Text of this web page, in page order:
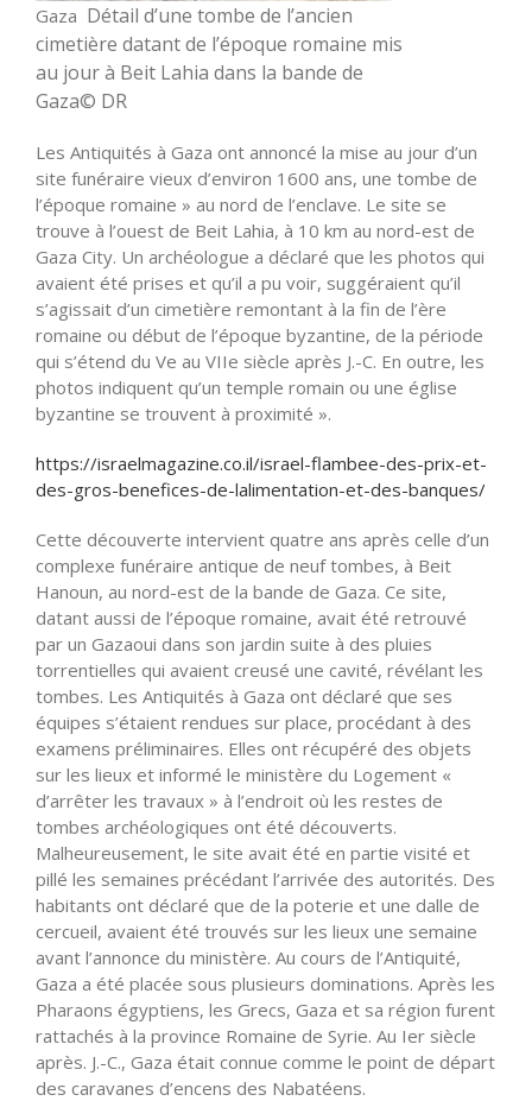
Gaza Détail d’une tombe de l’ancien
cimetière datant de l’époque romaine mis
au jour à Beit Lahia dans la bande de
Gaza© DR
Les Antiquités à Gaza ont annoncé la mise au jour d’un
site funéraire vieux d’environ 1600 ans, une tombe de
l’époque romaine » au nord de l’enclave. Le site se
trouve à l’ouest de Beit Lahia, à 10 km au nord-est de
Gaza City. Un archéologue a déclaré que les photos qui
avaient été prises et qu’il a pu voir, suggéraient qu’il
s’agissait d’un cimetière remontant à la fin de l’ère
romaine ou début de l’époque byzantine, de la période
qui s’étend du Ve au VIIe siècle après J.-C. En outre, les
photos indiquent qu’un temple romain ou une église
byzantine se trouvent à proximité ».
https://israelmagazine.co.il/israel-flambee-des-prix-et-
des-gros-benefices-de-lalimentation-et-des-banques/
Cette découverte intervient quatre ans après celle d’un
complexe funéraire antique de neuf tombes, à Beit
Hanoun, au nord-est de la bande de Gaza. Ce site,
datant aussi de l’époque romaine, avait été retrouvé
par un Gazaoui dans son jardin suite à des pluies
torrentielles qui avaient creusé une cavité, révélant les
tombes. Les Antiquités à Gaza ont déclaré que ses
équipes s’étaient rendues sur place, procédant à des
examens préliminaires. Elles ont récupéré des objets
sur les lieux et informé le ministère du Logement «
d’arrêter les travaux » à l’endroit où les restes de
tombes archéologiques ont été découverts.
Malheureusement, le site avait été en partie visité et
pillé les semaines précédant l’arrivée des autorités. Des
habitants ont déclaré que de la poterie et une dalle de
cercueil, avaient été trouvés sur les lieux une semaine
avant l’annonce du ministère. Au cours de l’Antiquité,
Gaza a été placée sous plusieurs dominations. Après les
Pharaons égyptiens, les Grecs, Gaza et sa région furent
rattachés à la province Romaine de Syrie. Au Ier siècle
après. J.-C., Gaza était connue comme le point de départ
des caravanes d’encens des Nabatéens.